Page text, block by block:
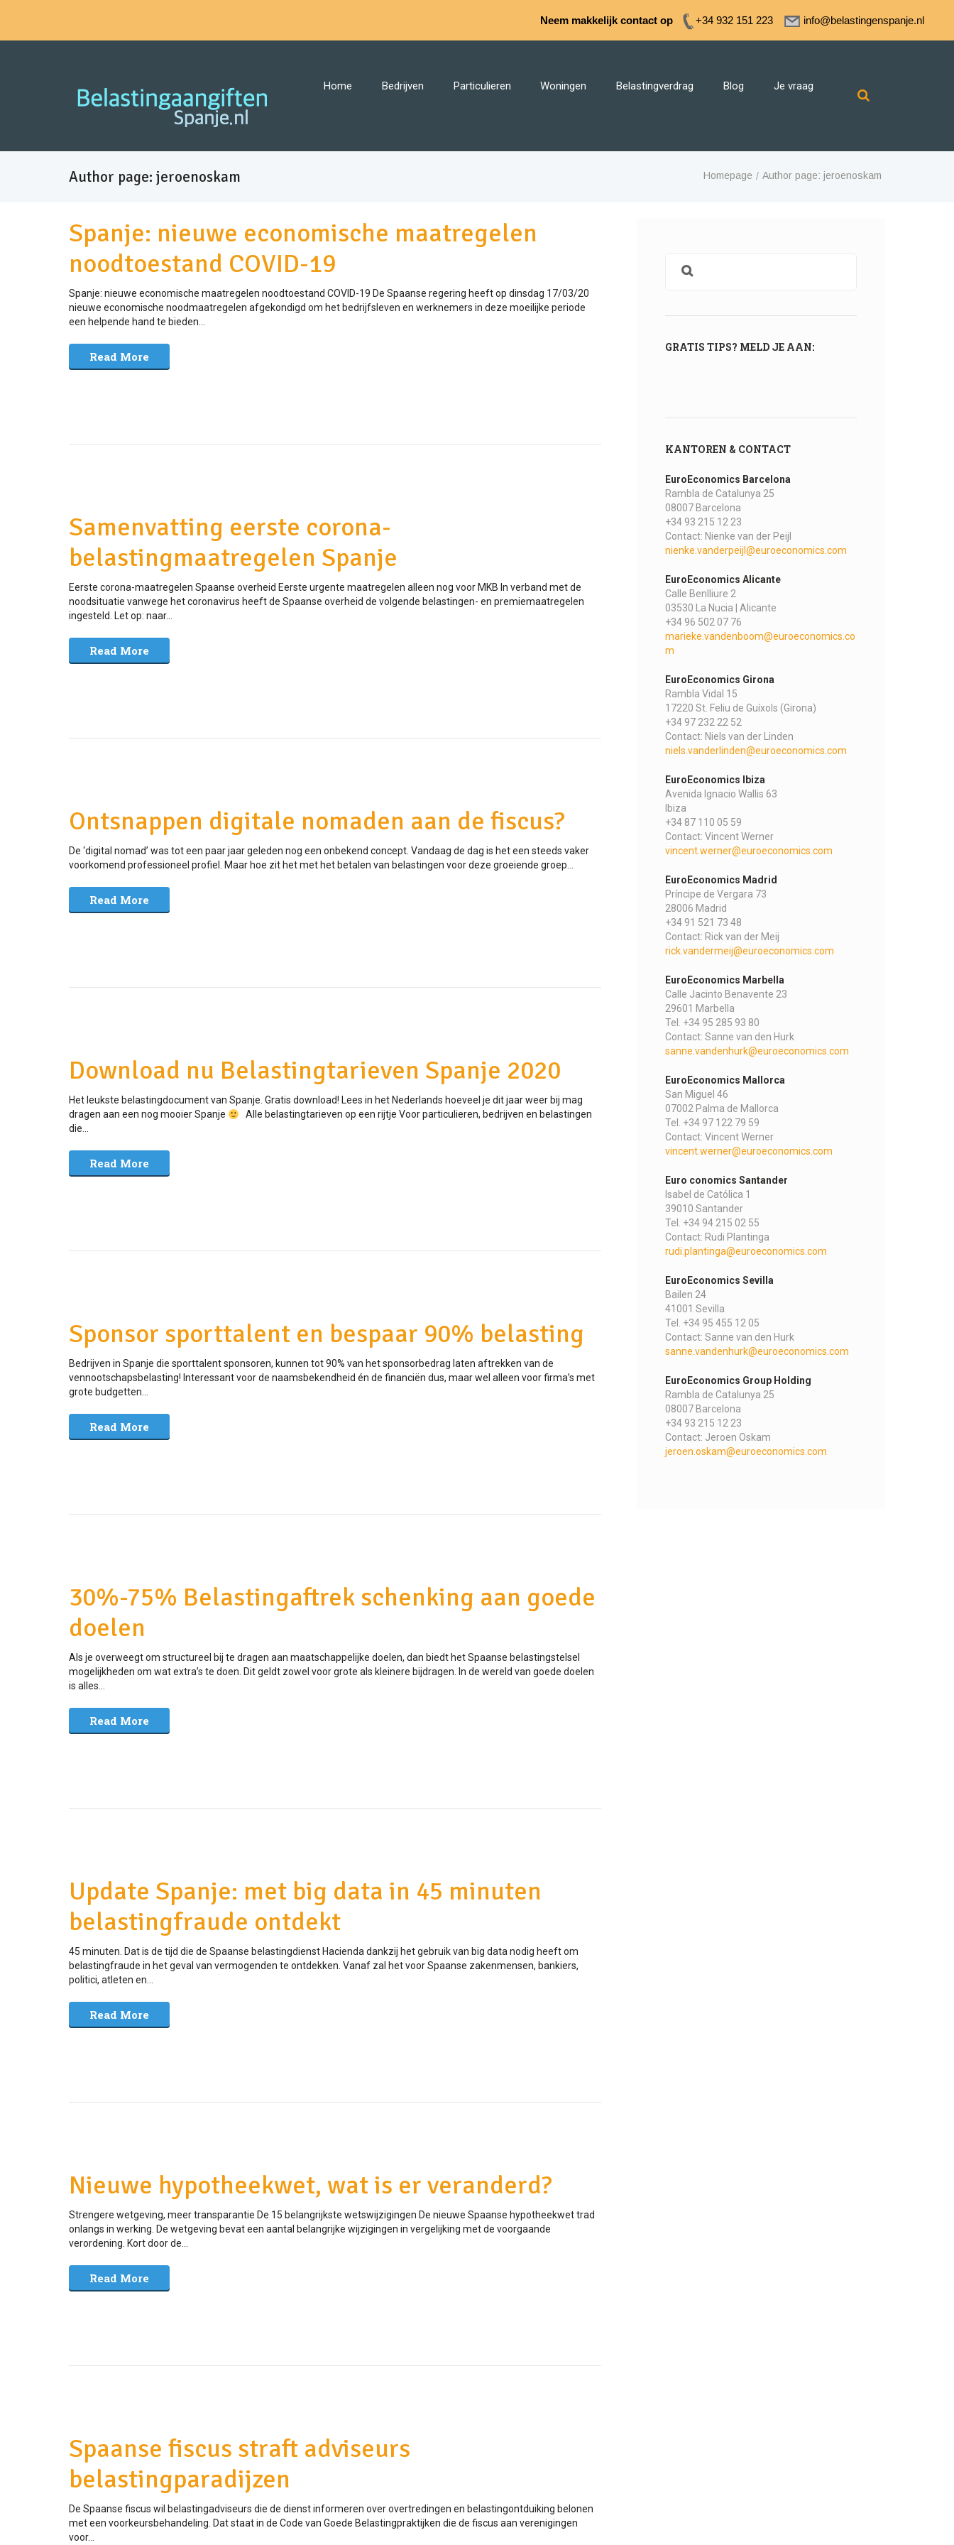
Neem makkelijk contact op +34 932 151 223 info@belastingenspanje.nl
Home Bedrijven Particulieren Woningen Belastingverdrag Blog Je vraag
Homepage Author page: jeroenoskam
Author page: jeroenoskam
Spanje: nieuwe economische maatregelen
noodtoestand COVID-19
Spanje: nieuwe economische maatregelen noodtoestand COVID-19 De Spaanse regering heeft op dinsdag 17/03/20
nieuwe economische noodmaatregelen afgekondigd om het bedrijfsleven en werknemers in deze moeilijke periode
een helpende hand te bieden...
Read More
Samenvatting eerste corona-
belastingmaatregelen Spanje
Eerste corona-maatregelen Spaanse overheid Eerste urgente maatregelen alleen nog voor MKB In verband met de
noodsituatie vanwege het coronavirus heeft de Spaanse overheid de volgende belastingen- en premiemaatregelen
ingesteld. Let op: naar...
Read More
Ontsnappen digitale nomaden aan de fiscus?
De ‘digital nomad’ was tot een paar jaar geleden nog een onbekend concept. Vandaag de dag is het een steeds vaker
voorkomend professioneel profiel. Maar hoe zit het met het betalen van belastingen voor deze groeiende groep...
Read More
Download nu Belastingtarieven Spanje 2020
Het leukste belastingdocument van Spanje. Gratis download! Lees in het Nederlands hoeveel je dit jaar weer bij mag
dragen aan een nog mooier Spanje
Alle belastingtarieven op een rijtje Voor particulieren, bedrijven en belastingen
die...
Read More
Sponsor sporttalent en bespaar 90% belasting
Bedrijven in Spanje die sporttalent sponsoren, kunnen tot 90% van het sponsorbedrag laten aftrekken van de
vennootschapsbelasting! Interessant voor de naamsbekendheid én de financiën dus, maar wel alleen voor firma’s met
grote budgetten...
Read More
30%-75% Belastingaftrek schenking aan goede
doelen
Als je overweegt om structureel bij te dragen aan maatschappelijke doelen, dan biedt het Spaanse belastingstelsel
mogelijkheden om wat extra’s te doen. Dit geldt zowel voor grote als kleinere bijdragen. In de wereld van goede doelen
is alles...
Read More
Update Spanje: met big data in 45 minuten
belastingfraude ontdekt
45 minuten. Dat is de tijd die de Spaanse belastingdienst Hacienda dankzij het gebruik van big data nodig heeft om
belastingfraude in het geval van vermogenden te ontdekken. Vanaf zal het voor Spaanse zakenmensen, bankiers,
politici, atleten en...
Read More
Nieuwe hypotheekwet, wat is er veranderd?
Strengere wetgeving, meer transparantie De 15 belangrijkste wetswijzigingen De nieuwe Spaanse hypotheekwet trad
onlangs in werking. De wetgeving bevat een aantal belangrijke wijzigingen in vergelijking met de voorgaande
verordening. Kort door de...
Read More
Spaanse fiscus straft adviseurs
belastingparadijzen
De Spaanse fiscus wil belastingadviseurs die de dienst informeren over overtredingen en belastingontduiking belonen
met een voorkeursbehandeling. Dat staat in de Code van Goede Belastingpraktijken die de fiscus aan verenigingen
voor...
GRATIS TIPS? MELD JE AAN:
KANTOREN & CONTACT
EuroEconomics Barcelona
Rambla de Catalunya 25
08007 Barcelona
+34 93 215 12 23
Contact: Nienke van der Peijl
nienke.vanderpeijl@euroeconomics.com
EuroEconomics Alicante
Calle Benlliure 2
03530 La Nucia | Alicante
+34 96 502 07 76
marieke.vandenboom@euroeconomics.co
m
EuroEconomics Girona
Rambla Vidal 15
17220 St. Feliu de Guíxols (Girona)
+34 97 232 22 52
Contact: Niels van der Linden
niels.vanderlinden@euroeconomics.com
EuroEconomics Ibiza
Avenida Ignacio Wallis 63
Ibiza
+34 87 110 05 59
Contact: Vincent Werner
vincent.werner@euroeconomics.com
EuroEconomics Madrid
Príncipe de Vergara 73
28006 Madrid
+34 91 521 73 48
Contact: Rick van der Meij
rick.vandermeij@euroeconomics.com
EuroEconomics Marbella
Calle Jacinto Benavente 23
29601 Marbella
Tel. +34 95 285 93 80
Contact: Sanne van den Hurk
sanne.vandenhurk@euroeconomics.com
EuroEconomics Mallorca
San Miguel 46
07002 Palma de Mallorca
Tel. +34 97 122 79 59
Contact: Vincent Werner
vincent.werner@euroeconomics.com
Euro conomics Santander
Isabel de Católica 1
39010 Santander
Tel. +34 94 215 02 55
Contact: Rudi Plantinga
rudi.plantinga@euroeconomics.com
EuroEconomics Sevilla
Bailen 24
41001 Sevilla
Tel. +34 95 455 12 05
Contact: Sanne van den Hurk
sanne.vandenhurk@euroeconomics.com
EuroEconomics Group Holding
Rambla de Catalunya 25
08007 Barcelona
+34 93 215 12 23
Contact: Jeroen Oskam
jeroen.oskam@euroeconomics.com